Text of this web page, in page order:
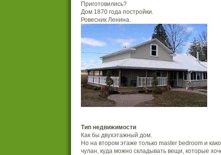
Приготовились?
Дом 1870 года постройки.
Ровесник Ленина.
Тип недвижимости
Как бы двухэтажный дом.
Но на втором этаже только master bedroom и
чулан, куда можно складывать вещи, которые